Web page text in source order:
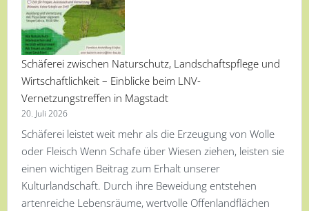
Schäferei zwischen Naturschutz, Landschaftspflege und
Wirtschaftlichkeit – Einblicke beim LNV-
Vernetzungstreffen in Magstadt
20. Juli 2026
Schäferei leistet weit mehr als die Erzeugung von Wolle
oder Fleisch Wenn Schafe über Wiesen ziehen, leisten sie
einen wichtigen Beitrag zum Erhalt unserer
Kulturlandschaft. Durch ihre Beweidung entstehen
artenreiche Lebensräume, wertvolle Offenlandflächen